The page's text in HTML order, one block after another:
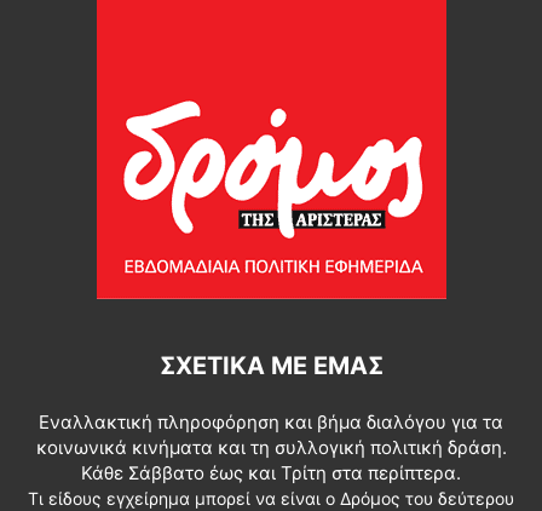
ΣΧΕΤΙΚΆ ΜΕ ΕΜΆΣ
Εναλλακτική πληροφόρηση και βήμα διαλόγου για τα
κοινωνικά κινήματα και τη συλλογική πολιτική δράση.
Κάθε Σάββατο έως και Τρίτη στα περίπτερα.
Τι είδους εγχείρημα μπορεί να είναι ο Δρόμος του δεύτερου